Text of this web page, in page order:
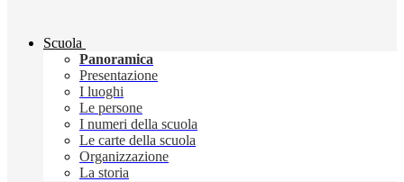
Scuola
Panoramica
Presentazione
I luoghi
Le persone
I numeri della scuola
Le carte della scuola
Organizzazione
La storia